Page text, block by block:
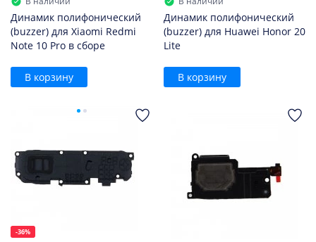
Динамик полифонический
(buzzer) для Xiaomi Redmi
Note 10 Pro в сборе
В корзину
Динамик полифонический
(buzzer) для Huawei Honor 20
Lite
В корзину
-36%